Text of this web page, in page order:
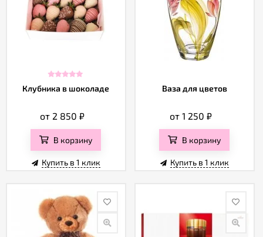
Клубника в шоколаде
от 2 850₽
В корзину
Купить в 1 клик
Ваза для цветов
от 1 250₽
В корзину
Купить в 1 клик